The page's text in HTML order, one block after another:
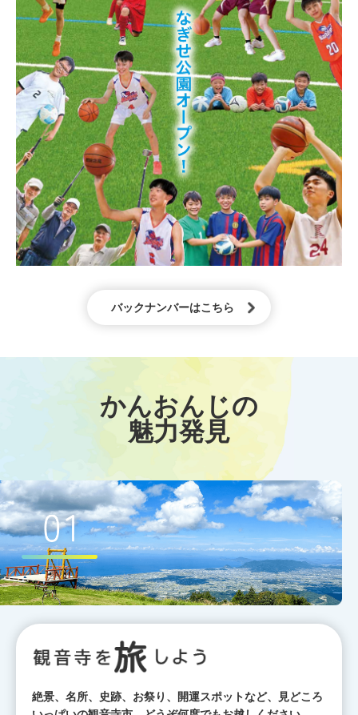
バックナンバーはこちら
かんおんじの
魅力発見
絶景、名所、史跡、お祭り、開運スポットなど、見どころ